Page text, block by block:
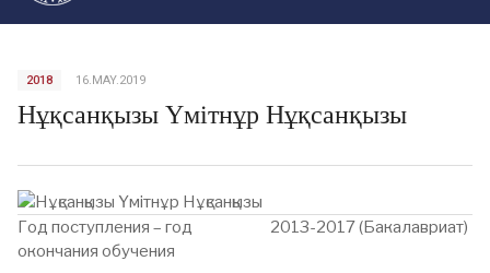
2018 16.MAY.2019
Нұқсанқызы Үмітнұр Нұқсанқызы
Год поступления – год
окончания обучения
2013-2017 (Бакалавриат)